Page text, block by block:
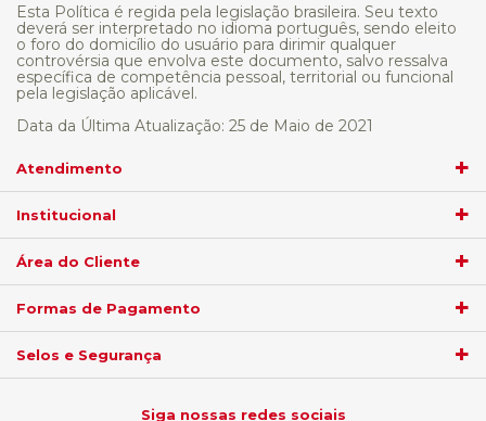
Esta Política é regida pela legislação brasileira. Seu texto
deverá ser interpretado no idioma português, sendo eleito
o foro do domicílio do usuário para dirimir qualquer
controvérsia que envolva este documento, salvo ressalva
específica de competência pessoal, territorial ou funcional
pela legislação aplicável.
Data da Última Atualização: 25 de Maio de 2021
Atendimento
Institucional
Área do Cliente
Formas de Pagamento
Selos e Segurança
Siga nossas redes sociais